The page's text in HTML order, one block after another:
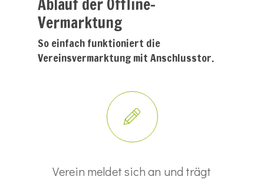
Vermarktung
So einfach funktioniert die
Vereinsvermarktung mit Anschlusstor.
Verein meldet sich an und trägt